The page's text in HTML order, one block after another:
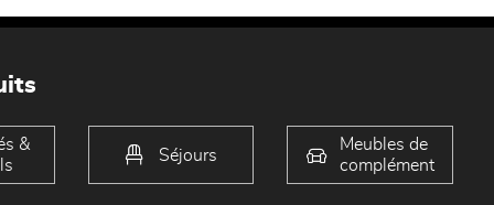
&
Séjours
Meubles de
complément